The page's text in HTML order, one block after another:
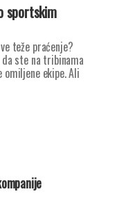
sportskim
teže praćenje?
ste na tribinama
omiljene ekipe. Ali